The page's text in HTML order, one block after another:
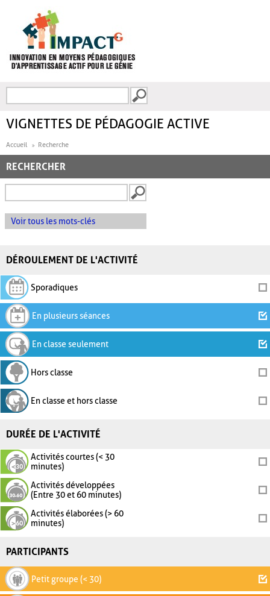
FORMULAIRE DE
VIGNETTES DE PÉDAGOGIE ACTIVE
Accueil Recherche
RECHERCHER
Voir tous les mots-clés
DÉROULEMENT DE L'ACTIVITÉ
Sporadiques
En plusieurs séances
En classe seulement
Hors classe
En classe et hors classe
DURÉE DE L'ACTIVITÉ
Activités courtes (< 30
minutes)
Activités développées
(Entre 30 et 60 minutes)
Activités élaborées (> 60
minutes)
PARTICIPANTS
Petit groupe (< 30)